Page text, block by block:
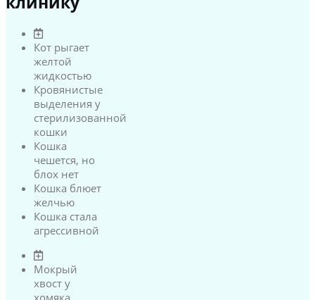
Кот рыгает
желтой
жидкостью
Кровянистые
выделения у
стерилизованной
кошки
Кошка
чешется, но
блох нет
Кошка блюет
желчью
Кошка стала
агрессивной
Мокрый
хвост у